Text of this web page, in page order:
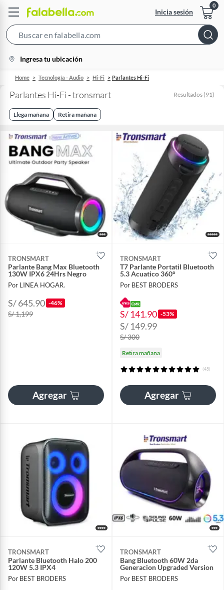
Inicia sesión
Bar
location-
icon
Ingresa tu ubicación
Home Tecnología - Audio Hi-Fi Parlantes Hi-Fi
Parlantes Hi-Fi - tronsmart Resultados (91)
Llega mañana Retira mañana
TRONSMART
Parlante Bang Max Bluetooth
130W IPX6 24Hrs Negro
Por LINEA HOGAR.
S/ 645.90 -46%
S/ 1,199
Agregar
TRONSMART
T7 Parlante Portatil Bluetooth
5.3 Acuatico 360°
Por BEST BRODERS
S/ 141.90 -53%
S/ 149.99
S/ 300
Retira mañana
(45)
Agregar
TRONSMART
Parlante Bluetooth Halo 200
120W 5.3 IPX4
Por BEST BRODERS
TRONSMART
Bang Bluetooth 60W 2da
Generacion Upgraded Version
Por BEST BRODERS